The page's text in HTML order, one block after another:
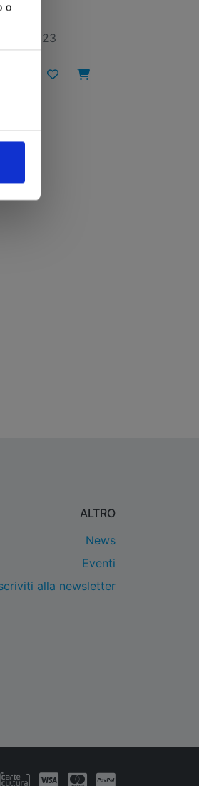
o
20/12/2023
ALTRO
News
Eventi
alla newsletter